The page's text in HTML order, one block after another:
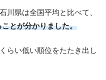
川県は全国平均と比べて、
とが分かりました。
らい低い順位をたたき出し